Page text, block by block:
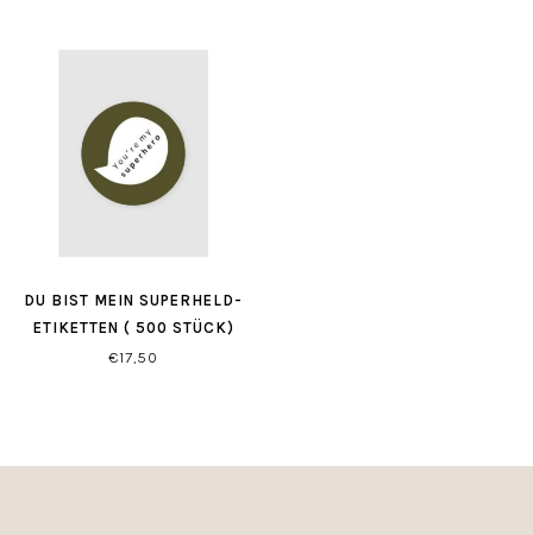
DU BIST MEIN SUPERHELD-
ETIKETTEN ( 500 STÜCK)
€17,50